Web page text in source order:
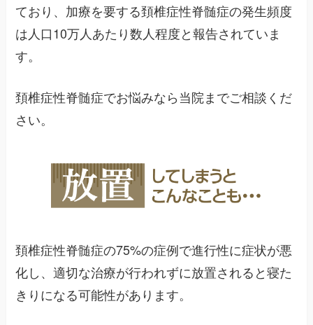
ており、加療を要する頚椎症性脊髄症の発生頻度
は人口10万人あたり数人程度と報告されていま
す。
頚椎症性脊髄症でお悩みなら当院までご相談くだ
さい。
頚椎症性脊髄症の75%の症例で進行性に症状が悪
化し、適切な治療が行われずに放置されると寝た
きりになる可能性があります。